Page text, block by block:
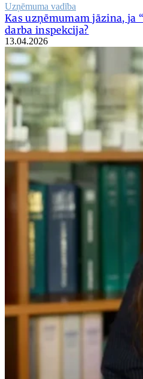
Uzņēmuma vadība
Kas uzņēmumam jāzina, ja
darba inspekcija?
13.04.2026